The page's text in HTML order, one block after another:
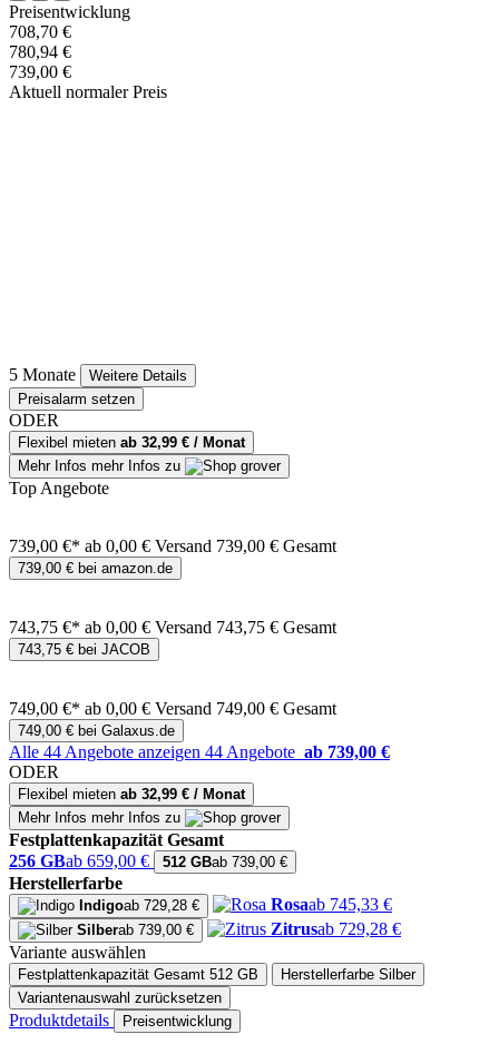
Preisentwicklung
708,70 €
780,94 €
739,00 €
Aktuell normaler Preis
5 Monate
Weitere Details
Preisalarm setzen
ODER
Flexibel mieten ab 32,99 € / Monat
Mehr Infos mehr Infos zu
Top Angebote
739,00 €* ab 0,00 € Versand 739,00 € Gesamt
739,00 € bei amazon.de
743,75 €* ab 0,00 € Versand 743,75 € Gesamt
743,75 € bei JACOB
749,00 €* ab 0,00 € Versand 749,00 € Gesamt
749,00 € bei Galaxus.de
Alle 44 Angebote anzeigen 44 Angebote ab 739,00 €
ODER
Flexibel mieten ab 32,99 € / Monat
Mehr Infos mehr Infos zu
Festplattenkapazität Gesamt
256 GBab 659,00 € 512 GBab 739,00 €
Herstellerfarbe
Indigoab 729,28 € Rosaab 745,33 €
Silberab 739,00 € Zitrusab 729,28 €
Variante auswählen
Festplattenkapazität Gesamt 512 GB Herstellerfarbe Silber
Variantenauswahl zurücksetzen
Produktdetails Preisentwicklung